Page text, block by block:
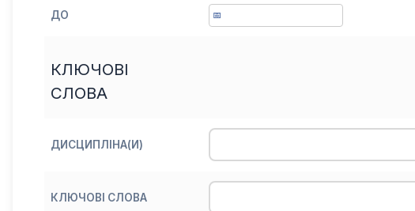
ДО 📅
КЛЮЧОВІ
СЛОВА
ДИСЦИПЛІНА(И)
КЛЮЧОВІ СЛОВА